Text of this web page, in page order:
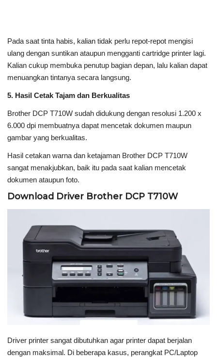
Pada saat tinta habis, kalian tidak perlu repot-repot mengisi
ulang dengan suntikan ataupun mengganti cartridge printer lagi.
Kalian cukup membuka penutup bagian depan, lalu kalian dapat
menuangkan tintanya secara langsung.
5. Hasil Cetak Tajam dan Berkualitas
Brother DCP T710W sudah didukung dengan resolusi 1.200 x
6.000 dpi membuatnya dapat mencetak dokumen maupun
gambar yang berkualitas.
Hasil cetakan warna dan ketajaman Brother DCP T710W
sangat menakjubkan, baik itu pada saat kalian mencetak
dokumen ataupun foto.
Download Driver Brother DCP T710W
Driver printer sangat dibutuhkan agar printer dapat berjalan
dengan maksimal. Di beberapa kasus, perangkat PC/Laptop